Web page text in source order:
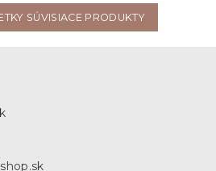
SÚVISIACE PRODUKTY